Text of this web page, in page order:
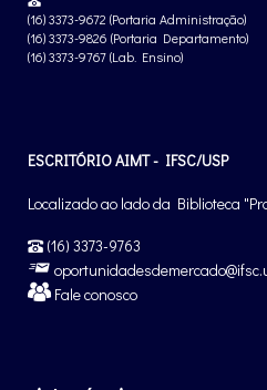
(16) 3373-9672 (Portaria Administração)
(16) 3373-9826 (Portaria Departamento)
(16) 3373-9767 (Lab. Ensino)
ESCRITÓRIO AIMT - IFSC/USP
Localizado ao lado da Biblioteca
(16) 3373-9763
Fale conosco